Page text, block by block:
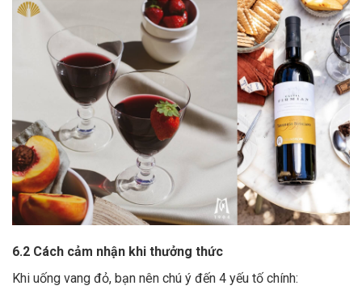
6.2 Cách cảm nhận khi thưởng thức
Khi uống vang đỏ, bạn nên chú ý đến 4 yếu tố chính: